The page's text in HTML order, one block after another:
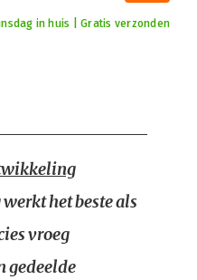
in huis | Gratis verzonden
het beste als
vroeg
gedeelde